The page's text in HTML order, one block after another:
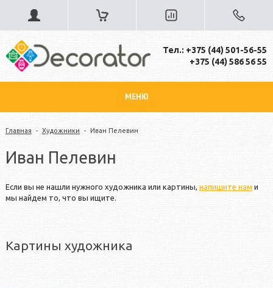
Тел.: +375 (44) 501-56-55
+375 (44) 586 56 55
МЕНЮ
Главная - Художники - Иван Пелевин
Иван Пелевин
Если вы не нашли нужного художника или картины, напишите нам и
мы найдем то, что вы ищите.
Картины художника